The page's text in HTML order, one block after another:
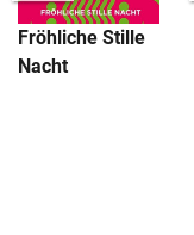
Fröhliche Stille
Nacht